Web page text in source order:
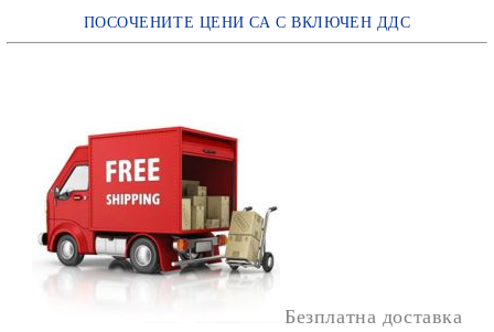
ПОСОЧЕНИТЕ ЦЕНИ СА С ВКЛЮЧЕН ДДС
Безплатна доставка